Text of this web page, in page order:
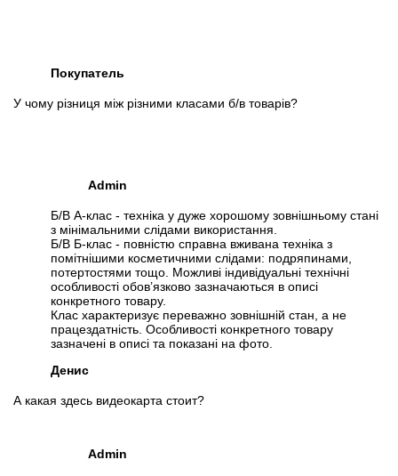
Покупатель
У чому різниця між різними класами б/в товарів?
Admin
Б/В А-клас - техніка у дуже хорошому зовнішньому стані
з мінімальними слідами використання.
Б/В Б-клас - повністю справна вживана техніка з
помітнішими косметичними слідами: подряпинами,
потертостями тощо. Можливі індивідуальні технічні
особливості обов’язково зазначаються в описі
конкретного товару.
Клас характеризує переважно зовнішній стан, а не
працездатність. Особливості конкретного товару
зазначені в описі та показані на фото.
Денис
А какая здесь видеокарта стоит?
Admin